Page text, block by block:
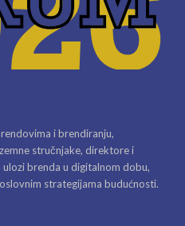
i brendiranju,
stručnjake, direktore i
brenda u digitalnom dobu,
strategijama budućnosti.